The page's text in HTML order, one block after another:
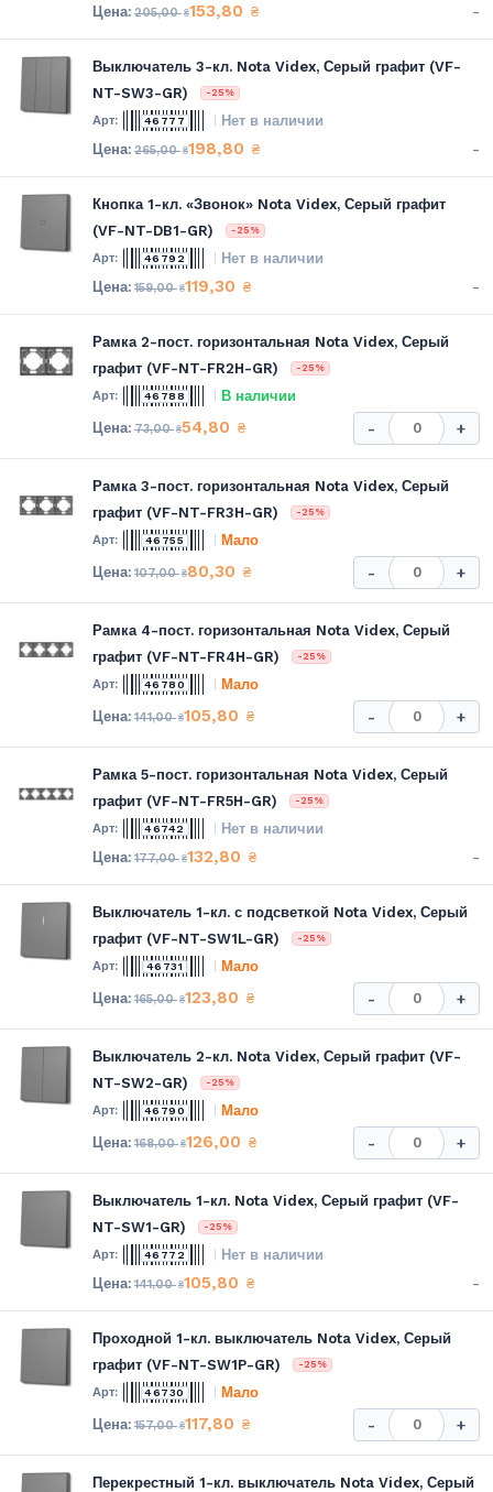
205,00₴153,80 ₴ -
Выключатель 3-кл. Nota Videx, Серый графит (VF-
NT-SW3-GR)
-25%
46777 Нет в наличии
265,00₴198,80 ₴ -
Кнопка 1-кл. «Звонок» Nota Videx, Серый графит
(VF-NT-DB1-GR)
-25%
46792 Нет в наличии
159,00₴119,30 ₴ -
Рамка 2-пост. горизонтальная Nota Videx, Серый
графит (VF-NT-FR2H-GR)
-25%
46788 В наличии
73,00₴54,80 ₴ - +
Рамка 3-пост. горизонтальная Nota Videx, Серый
графит (VF-NT-FR3H-GR)
-25%
46755 Мало
107,00₴80,30 ₴ - +
Рамка 4-пост. горизонтальная Nota Videx, Серый
графит (VF-NT-FR4H-GR)
-25%
46780 Мало
141,00₴105,80 ₴ - +
Рамка 5-пост. горизонтальная Nota Videx, Серый
графит (VF-NT-FR5H-GR)
-25%
46742 Нет в наличии
177,00₴132,80 ₴ -
Выключатель 1-кл. с подсветкой Nota Videx, Серый
графит (VF-NT-SW1L-GR)
-25%
46731 Мало
165,00₴123,80 ₴ - +
Выключатель 2-кл. Nota Videx, Серый графит (VF-
NT-SW2-GR)
-25%
46790 Мало
168,00₴126,00 ₴ - +
Выключатель 1-кл. Nota Videx, Серый графит (VF-
NT-SW1-GR)
-25%
46772 Нет в наличии
141,00₴105,80 ₴ -
Проходной 1-кл. выключатель Nota Videx, Серый
графит (VF-NT-SW1P-GR)
-25%
46730 Мало
157,00₴117,80 ₴ - +
Перекрестный 1-кл. выключатель Nota Videx, Серый